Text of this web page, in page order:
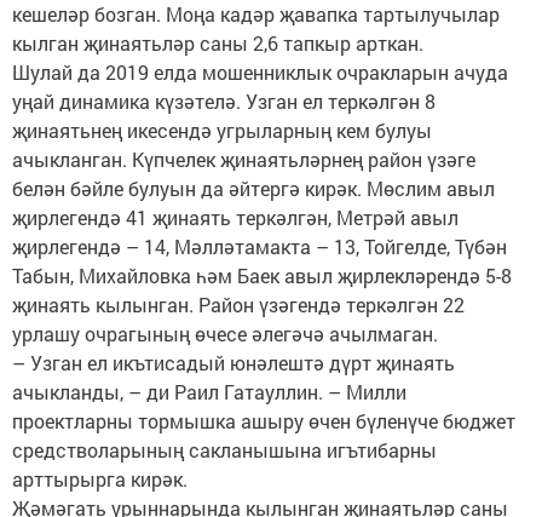
кешеләр бозган. Моңа кадәр җавапка тартылучылар
кылган җинаятьләр саны 2,6 тапкыр арткан.
Шулай да 2019 елда мошенниклык очракларын ачуда
уңай динамика күзәтелә. Узган ел теркәлгән 8
җинаятьнең икесендә угрыларның кем булуы
ачыкланган. Күпчелек җинаятьләрнең район үзәге
белән бәйле булуын да әйтергә кирәк. Мөслим авыл
җирлегендә 41 җинаять теркәлгән, Метрәй авыл
җирлегендә – 14, Мәлләтамакта – 13, Тойгелде, Түбән
Табын, Михайловка һәм Баек авыл җирлекләрендә 5-8
җинаять кылынган. Район үзәгендә теркәлгән 22
урлашу очрагының өчесе әлегәчә ачылмаган.
– Узган ел икътисадый юнәлештә дүрт җинаять
ачыкланды, – ди Раил Гатауллин. – Милли
проектларны тормышка ашыру өчен бүленүче бюджет
средстволарының сакланышына игътибарны
арттырырга кирәк.
Җәмәгать урыннарында кылынган җинаятьләр саны